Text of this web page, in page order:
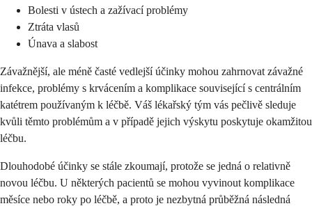
Bolesti v ústech a zažívací problémy
Ztráta vlasů
Únava a slabost
Závažnější, ale méně časté vedlejší účinky mohou zahrnovat závažné
infekce, problémy s krvácením a komplikace související s centrálním
katétrem používaným k léčbě. Váš lékařský tým vás pečlivě sleduje
kvůli těmto problémům a v případě jejich výskytu poskytuje okamžitou
léčbu.
Dlouhodobé účinky se stále zkoumají, protože se jedná o relativně
novou léčbu. U některých pacientů se mohou vyvinout komplikace
měsíce nebo roky po léčbě, a proto je nezbytná průběžná následná